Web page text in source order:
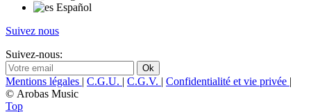
Español
Suivez nous
Suivez-nous:
Mentions légales | C.G.U. | C.G.V. | Confidentialité et vie privée |
© Arobas Music
Top